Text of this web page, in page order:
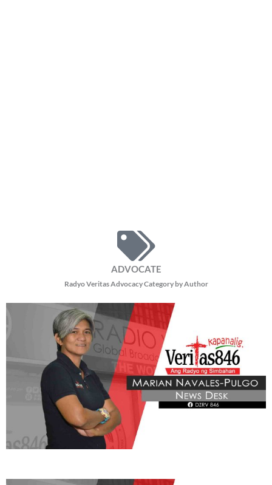
ADVOCATE
Radyo Veritas Advocacy Category by Author